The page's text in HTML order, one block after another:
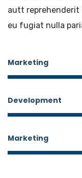
autt reprehenderit
eu fugiat nulla
Marketing
Development
Marketing